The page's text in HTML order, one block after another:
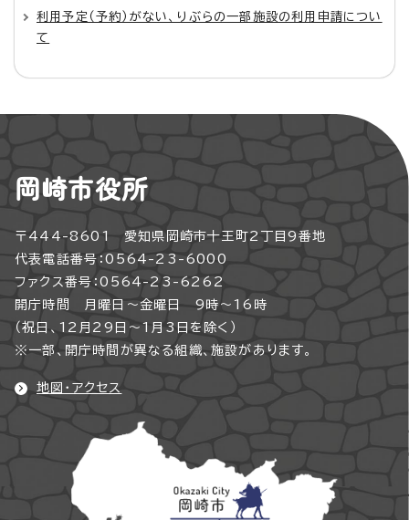
利用予定（予約）がない、りぶらの一部施設の利用申請につい
て
岡崎市役所
〒444-8601 愛知県岡崎市十王町2丁目9番地
代表電話番号：0564-23-6000
ファクス番号：0564-23-6262
開庁時間 月曜日～金曜日 9時～16時
（祝日、12月29日～1月3日を除く）
※一部、開庁時間が異なる組織、施設があります。
地図・アクセス